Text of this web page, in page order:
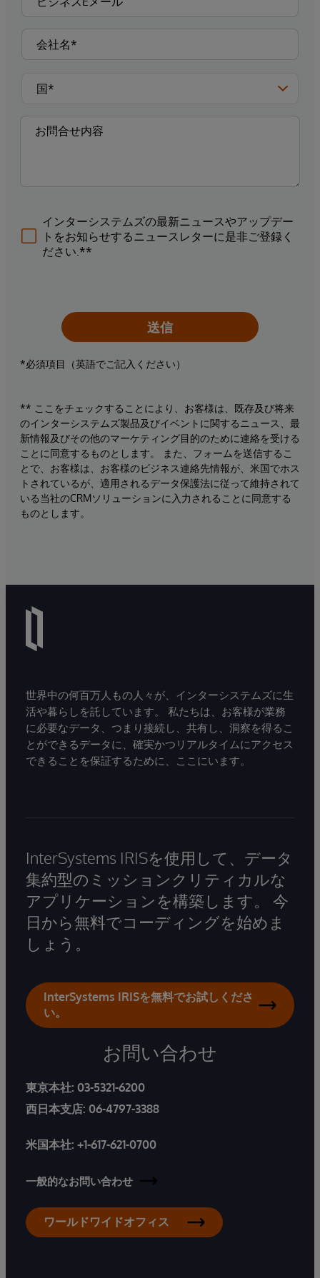
インターシステムズの最新ニュースやアップデー
トをお知らせするニュースレターに是非ご登録く
ださい.**
送信
*必須項目（英語でご記入ください）
** ここをチェックすることにより、お客様は、既存及び将来
のインターシステムズ製品及びイベントに関するニュース、最
新情報及びその他のマーケティング目的のために連絡を受ける
ことに同意するものとします。 また、フォームを送信するこ
とで、お客様は、お客様のビジネス連絡先情報が、米国でホス
トされているが、適用されるデータ保護法に従って維持されて
いる当社のCRMソリューションに入力されることに同意する
ものとします。
世界中の何百万人もの人々が、インターシステムズに生
活や暮らしを託しています。 私たちは、お客様が業務
に必要なデータ、つまり接続し、共有し、洞察を得るこ
とができるデータに、確実かつリアルタイムにアクセス
できることを保証するために、ここにいます。
InterSystems IRISを使用して、データ
集約型のミッションクリティカルな
アプリケーションを構築します。 今
日から無料でコーディングを始めま
しょう。
InterSystems IRISを無料でお試しくださ
い。
お問い合わせ
東京本社: 03-5321-6200
西日本支店: 06-4797-3388
米国本社: +1-617-621-0700
一般的なお問い合わせ
ワールドワイドオフィス